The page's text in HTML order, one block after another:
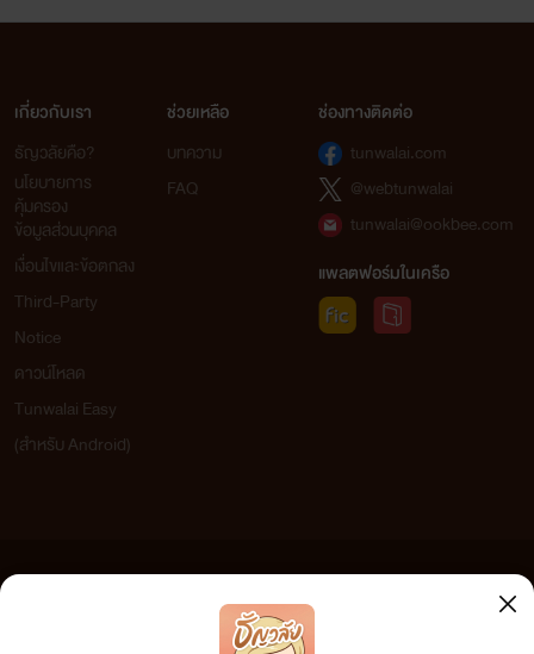
เกี่ยวกับเรา
ธัญวลัยคือ?
นโยบายการ
คุ้มครอง
ข้อมูลส่วนบุคคล
เงื่อนไขและข้อตกลง
Third-Party
Notice
ดาวน์โหลด
Tunwalai Easy
(สำหรับ Android)
ช่วยเหลือ
บทความ
FAQ
ช่องทางติดต่อ
tunwalai.com
@webtunwalai
tunwalai@ookbee.com
แพลตฟอร์มในเครือ
เว็บไซต์แห่งนี้ไม่ได้เห็นด้วยและไม่ขอรับผิดชอบต่อข้อความใดๆ ทั้งสิ้น ดังนั้นผู้อ่านทุกท่านโปรดใช้
วิจารณญาณในการกลั่นกรองด้วยตนเอง และหากท่านพบข้อความใดๆ ที่ขัดต่อกฎหมายและศีลธรรม